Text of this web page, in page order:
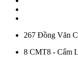
267 Đồng Văn
8 CMT8 - Cẩm